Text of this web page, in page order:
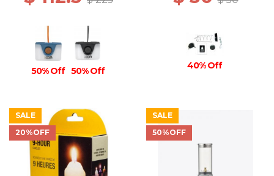
50% Off 50% Off 40% Off
SALE
20%OFF
SALE
50%OFF